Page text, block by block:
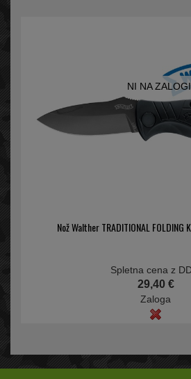
NI NA ZALOGI
Nož Walther TRADITIONAL FOLDING
Spletna cena z
29,40 €
Zaloga